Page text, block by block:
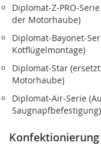
Diplomat‑Z‑PRO-
der Motorhaube)
Diplomat‑Bayonet-
Kotflügelmontage)
Diplomat‑Star
Motorhaube)
Diplomat‑Air-Serie
Saugnapfbefestigung)